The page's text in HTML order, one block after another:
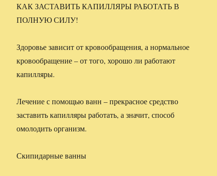
КАК ЗАСТАВИТЬ КАПИЛЛЯРЫ РАБОТАТЬ В
ПОЛНУЮ СИЛУ!
Здоровье зависит от кровообращения, а нормальное
кровообращение – от того, хорошо ли работают
капилляры.
Лечение с помощью ванн – прекрасное средство
заставить капилляры работать, а значит, способ
омолодить организм.
Скипидарные ванны